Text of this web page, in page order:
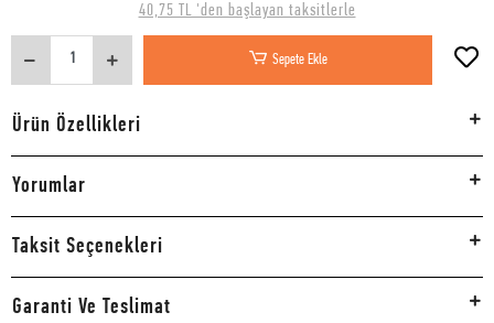
40,75 TL 'den başlayan taksitlerle
Sepete Ekle
Ürün Özellikleri
Yorumlar
Taksit Seçenekleri
Garanti Ve Teslimat